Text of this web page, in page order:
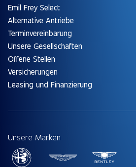
Emil Frey Select
Alternative Antriebe
Terminvereinbarung
Unsere Gesellschaften
Offene Stellen
Versicherungen
Leasing und Finanzierung
Unsere Marken